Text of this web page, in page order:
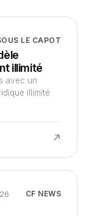
LE CAPOT
illimité
avec un
illimité
CF NEWS